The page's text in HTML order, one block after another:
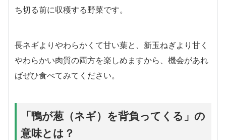
ち切る前に収穫する野菜です。
長ネギよりやわらかくて甘い葉と、新玉ねぎより甘く
やわらかい肉質の両方を楽しめますから、機会があれ
ばぜひ食べてみてください。
「鴨が葱（ネギ）を背負ってくる」の
意味とは？